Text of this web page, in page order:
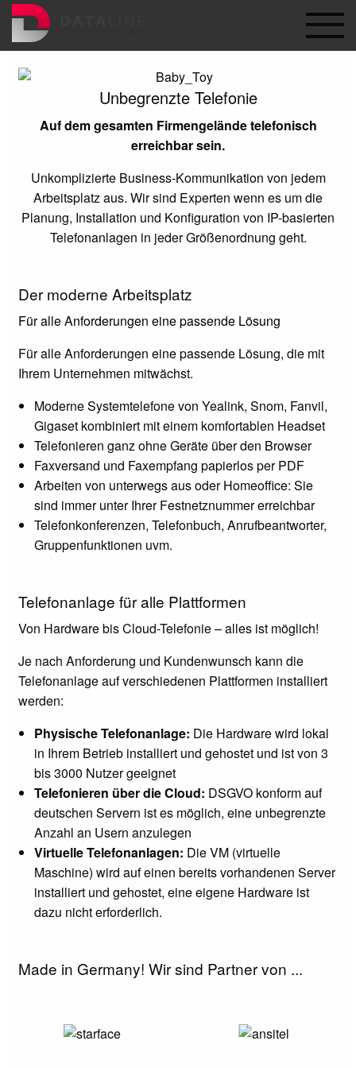
UnbegrenzteTelefonie
Auf dem gesamten Firmengelände telefonisch
erreichbar sein.
Unkomplizierte Business-Kommunikation von jedem
Arbeitsplatz aus. Wir sind Experten wenn es um die
Planung, Installation und Konfiguration von IP-basierten
Telefonanlagen in jeder Größenordnung geht.
Der moderne Arbeitsplatz
Für alle Anforderungen eine passende Lösung
Für alle Anforderungen eine passende Lösung, die mit
Ihrem Unternehmen mitwächst.
Moderne Systemtelefone von Yealink, Snom, Fanvil,
Gigaset kombiniert mit einem komfortablen Headset
Telefonieren ganz ohne Geräte über den Browser
Faxversand und Faxempfang papierlos per PDF
Arbeiten von unterwegs aus oder Homeoffice: Sie
sind immer unter Ihrer Festnetznummer erreichbar
Telefonkonferenzen, Telefonbuch, Anrufbeantworter,
Gruppenfunktionen uvm.
Telefonanlage für alle Plattformen
Von Hardware bis Cloud-Telefonie – alles ist möglich!
Je nach Anforderung und Kundenwunsch kann die
Telefonanlage auf verschiedenen Plattformen installiert
werden:
Physische Telefonanlage: Die Hardware wird lokal
in Ihrem Betrieb installiert und gehostet und ist von 3
bis 3000 Nutzer geeignet
Telefonieren über die Cloud: DSGVO konform auf
deutschen Servern ist es möglich, eine unbegrenzte
Anzahl an Usern anzulegen
Virtuelle Telefonanlagen: Die VM (virtuelle
Maschine) wird auf einen bereits vorhandenen Server
installiert und gehostet, eine eigene Hardware ist
dazu nicht erforderlich.
Made in Germany! Wir sind Partner von ...